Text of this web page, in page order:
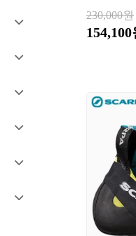
손난로
악세서리
230,000원
154,100